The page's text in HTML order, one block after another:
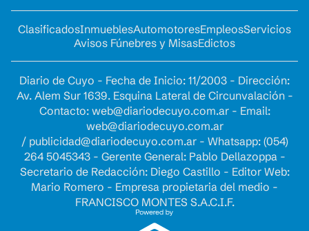
ClasificadosInmueblesAutomotoresEmpleosServicios
Avisos Fúnebres y MisasEdictos
Diario de Cuyo - Fecha de Inicio: 11/2003 - Dirección:
Av. Alem Sur 1639. Esquina Lateral de Circunvalación -
Contacto: web@diariodecuyo.com.ar- Email:
web@diariodecuyo.com.ar
/ publicidad@diariodecuyo.com.ar- Whatsapp: (054)
264 5045343 - Gerente General: Pablo Dellazoppa -
Secretario de Redacción: Diego Castillo - Editor Web:
Mario Romero - Empresa propietaria del medio -
FRANCISCO MONTES S.A.C.I.F.